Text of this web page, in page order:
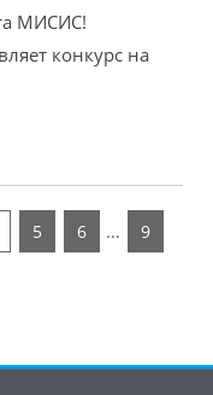
МИСИС!
конкурс на
5 6 … 9